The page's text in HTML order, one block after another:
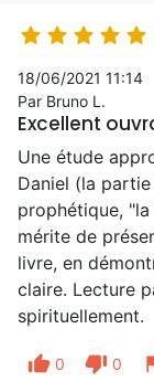
    
18/06/2021 11:14
Par Bruno L.
Excellent
Une étude
Daniel (la
prophétique,
mérite de
livre, en
claire. Lecture
spirituellement.
thumb_up 0 thumb_down 0